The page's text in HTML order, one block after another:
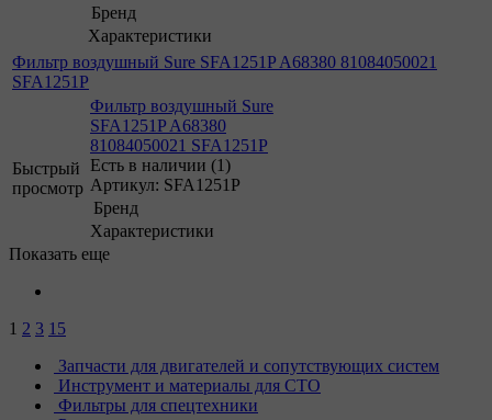
Бренд
Характеристики
Фильтр воздушный Sure SFA1251P A68380 81084050021
SFA1251P
Быстрый
просмотр
Фильтр воздушный Sure
SFA1251P A68380
81084050021 SFA1251P
Есть в наличии (1)
Артикул: SFA1251P
Бренд
Характеристики
Показать еще
1 2 3 15
Запчасти для двигателей и сопутствующих систем
Инструмент и материалы для СТО
Фильтры для спецтехники